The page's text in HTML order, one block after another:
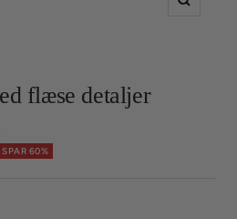
Zoom
flæse detaljer
SPAR 60%